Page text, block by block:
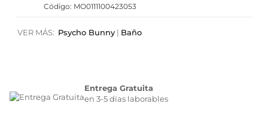
Código: MO0111100423053
VER MÁS: Psycho Bunny | Baño
Entrega Gratuita
en 3-5 días laborables